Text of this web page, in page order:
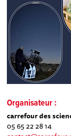
Organisateur :
carrefour des
05 65 22 28 14